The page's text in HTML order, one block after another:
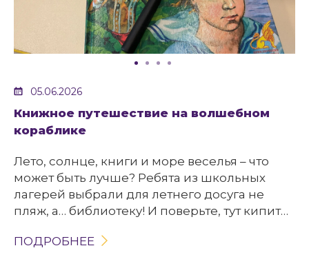
05.06.2026
Книжное путешествие на волшебном
кораблике
Лето, солнце, книги и море веселья – что
может быть лучше? Ребята из школьных
лагерей выбрали для летнего досуга не
пляж, а… библиотеку! И поверьте, тут кипит
жаркие курорты.
ПОДРОБНЕЕ